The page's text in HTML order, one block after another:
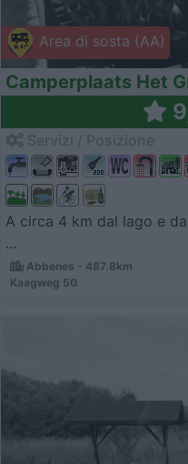
Area di sosta (AA)
Camperplaats Het
A circa 4 km dal lago e
...
Abbenes - 487.8km
Kaagweg 50